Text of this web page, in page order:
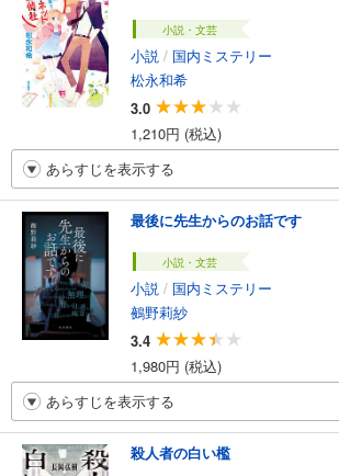
小説・文芸
小説 / 国内ミステリー
松永和希
3.0
1,210円 (税込)
あらすじを表示する
最後に先生からのお話です
小説・文芸
小説 / 国内ミステリー
鵺野莉紗
3.4
1,980円 (税込)
あらすじを表示する
殺人者の白い檻